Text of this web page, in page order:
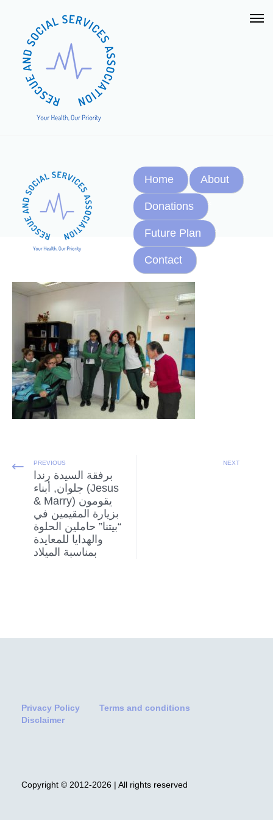
Home About
Donations
Future Plan
Contact
PREVIOUS
برفقة السيدة رندا
جلوان, أبناء (Jesus
& Marry) يقومون
بزيارة المقيمين في
“بيتنا” حاملين الحلوة
والهدايا للمعايدة
بمناسبة الميلاد
NEXT
Privacy Policy
Terms and conditions
Disclaimer
Copyright © 2012-2026 | All rights reserved